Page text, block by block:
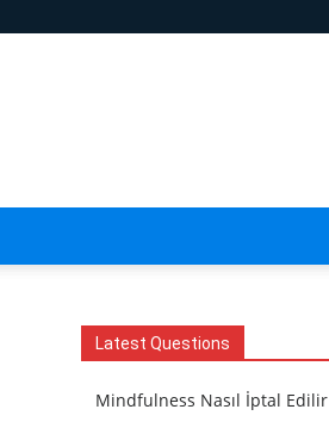
Latest Questions
Mindfulness Nasıl İptal Edilir